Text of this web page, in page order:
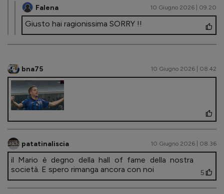
Falena 10 Giugno 2026 | 09.20
Giusto hai ragionissima SORRY !!
bna75 10 Giugno 2026 | 08.42
patatinaliscia 10 Giugno 2026 | 08.36
il Mario è degno della hall of fame della nostra
società. E spero rimanga ancora con noi
5